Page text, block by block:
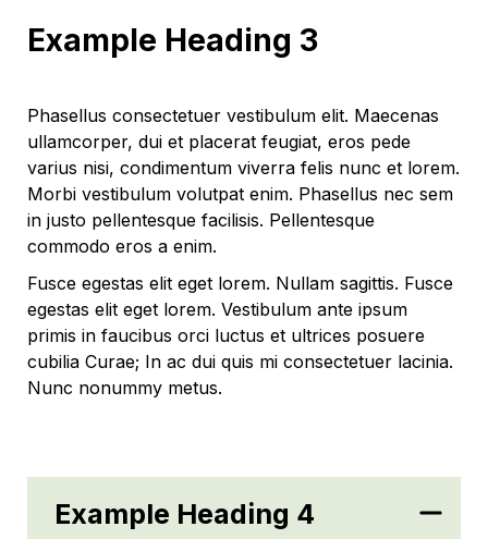
Example Heading 3
Phasellus consectetuer vestibulum elit. Maecenas
ullamcorper, dui et placerat feugiat, eros pede
varius nisi, condimentum viverra felis nunc et lorem.
Morbi vestibulum volutpat enim. Phasellus nec sem
in justo pellentesque facilisis. Pellentesque
commodo eros a enim.
Fusce egestas elit eget lorem. Nullam sagittis. Fusce
egestas elit eget lorem. Vestibulum ante ipsum
primis in faucibus orci luctus et ultrices posuere
cubilia Curae; In ac dui quis mi consectetuer lacinia.
Nunc nonummy metus.
Example Heading 4